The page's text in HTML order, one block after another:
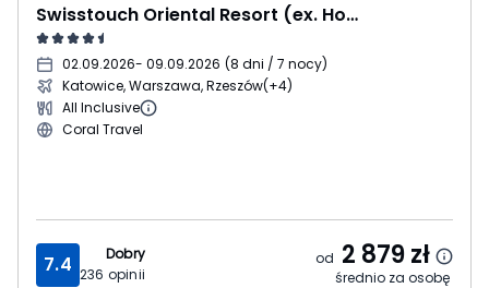
Swisstouch Oriental Resort (ex. Hotelux Oriental Coast)
02.09.2026- 09.09.2026 (8 dni / 7 nocy)
Katowice, Warszawa, Rzeszów(+4)
All Inclusive
Coral Travel
7.4
Dobry
236 opinii
od 2 879zł
średnio za osobę